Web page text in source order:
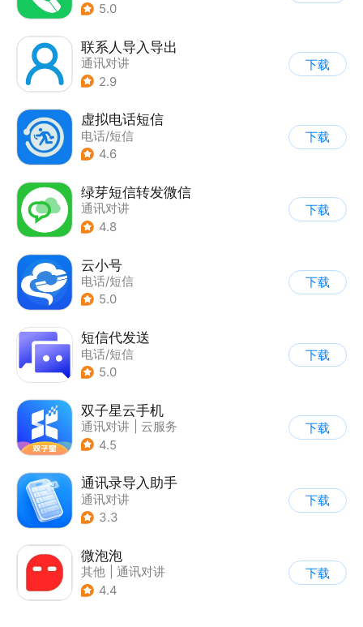
5.0
联系人导入导出
通讯对讲
2.9
下载
虚拟电话短信
电话/短信
4.6
下载
绿芽短信转发微信
通讯对讲
4.8
下载
云小号
电话/短信
5.0
下载
短信代发送
电话/短信
5.0
下载
双子星云手机
通讯对讲
云服务
4.5
下载
通讯录导入助手
通讯对讲
3.3
下载
微泡泡
其他
通讯对讲
4.4
下载